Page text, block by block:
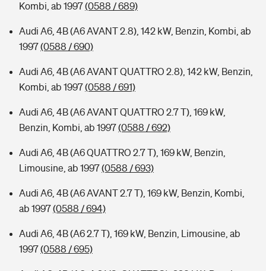
Kombi, ab 1997(0588 / 689)
Audi A6, 4B (A6 AVANT 2.8), 142 kW, Benzin, Kombi, ab
1997(0588 / 690)
Audi A6, 4B (A6 AVANT QUATTRO 2.8), 142 kW, Benzin,
Kombi, ab 1997(0588 / 691)
Audi A6, 4B (A6 AVANT QUATTRO 2.7 T), 169 kW,
Benzin, Kombi, ab 1997(0588 / 692)
Audi A6, 4B (A6 QUATTRO 2.7 T), 169 kW, Benzin,
Limousine, ab 1997(0588 / 693)
Audi A6, 4B (A6 AVANT 2.7 T), 169 kW, Benzin, Kombi,
ab 1997(0588 / 694)
Audi A6, 4B (A6 2.7 T), 169 kW, Benzin, Limousine, ab
1997(0588 / 695)